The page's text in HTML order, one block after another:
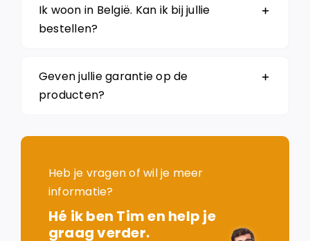
Ik woon in België. Kan ik bij jullie
bestellen?
Geven jullie garantie op de
producten?
Heb je vragen of wil je meer
informatie?
Hé ik ben Tim en help je
graag verder.